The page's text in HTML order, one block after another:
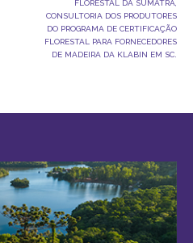
FLORESTAL DA SUMATRA,
CONSULTORIA DOS PRODUTORES
DO PROGRAMA DE CERTIFICAÇÃO
FLORESTAL PARA FORNECEDORES
DE MADEIRA DA KLABIN EM SC.